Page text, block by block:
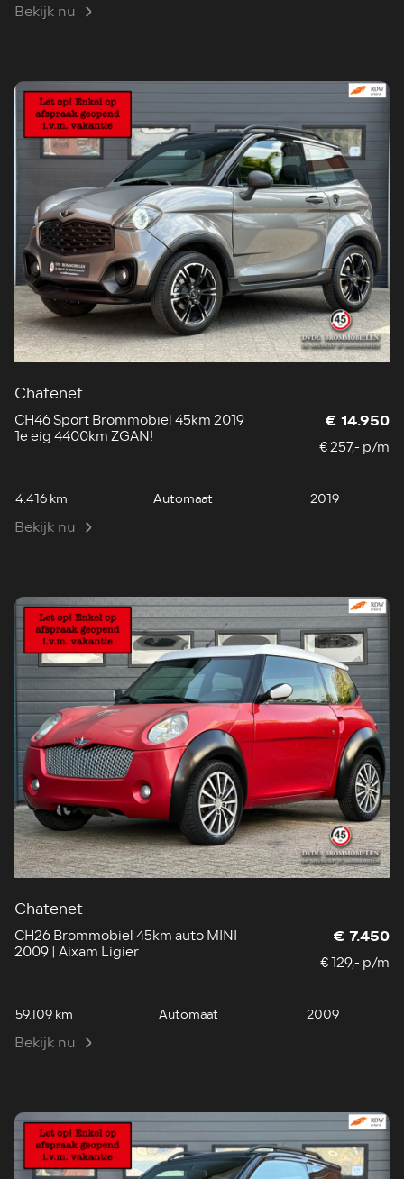
Bekijk nu
Chatenet
CH46 Sport Brommobiel 45km 2019
1e eig 4400km ZGAN!
€ 14.950
€ 257,- p/m
4.416 km Automaat 2019
Bekijk nu
Chatenet
CH26 Brommobiel 45km auto MINI
2009 | Aixam Ligier
€ 7.450
€ 129,- p/m
59.109 km Automaat 2009
Bekijk nu